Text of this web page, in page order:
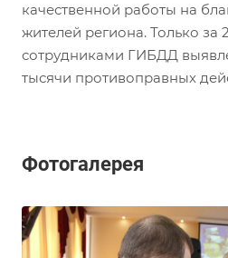
качественной работы на
жителей региона. Только за
сотрудниками ГИБДД
тысячи противоправных
Фотогалерея